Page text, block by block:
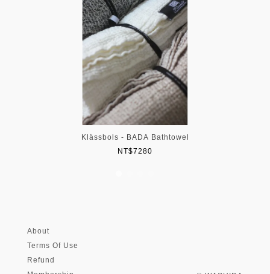
Klässbols - BADA Bathtowel
NT$7280
About
Terms Of Use
Refund